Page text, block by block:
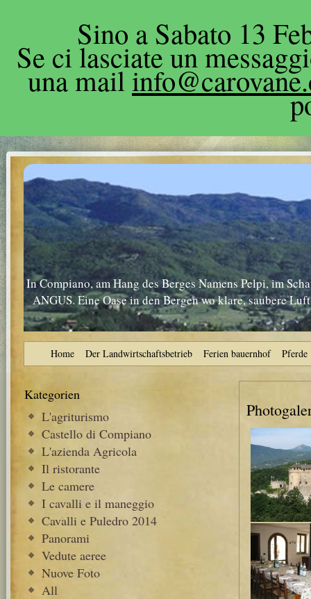
Sino a Sabato 13
Se ci lasciate un
una mail
In Compiano, am Hang des Berges Namens Pelpi, im
ANGUS. Eine Oase in den Bergen wo klare, saubere
Home Der Landwirtschaftsbetrieb Ferien bauernhof Pferde
Kategorien
L'agriturismo
Castello di Compiano
L'azienda Agricola
Il ristorante
Le camere
I cavalli e il maneggio
Cavalli e Puledro 2014
Panorami
Vedute aeree
Nuove Foto
All